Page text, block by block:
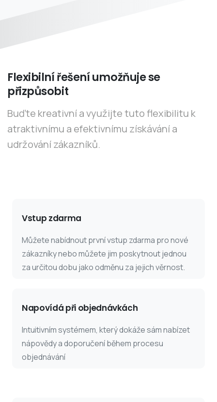
Flexibilnířešeníumožňujese
přizpůsobit
Buďte kreativní a využijte tuto flexibilitu k
atraktivnímu a efektivnímu získávání a
udržování zákazníků.
Vstup zdarma
Můžete nabídnout první vstup zdarma pro nové
zákazníky nebo můžete jim poskytnout jednou
za určitou dobu jako odměnu za jejich věrnost.
Napovídá při objednávkách
Intuitivním systémem, který dokáže sám nabízet
nápovědy a doporučení během procesu
objednávání